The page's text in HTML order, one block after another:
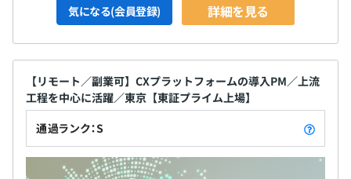
気になる(会員登録) 詳細を見る
【リモート／副業可】CXプラットフォームの導入PM／上流
工程を中心に活躍／東京【東証プライム上場】
通過ランク：S